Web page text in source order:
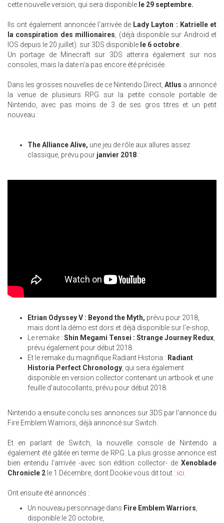
cette nouvelle version, qui sera disponible le 29 septembre.
Ils ont également annoncée l'arrivée de Lady Layton : Katrielle et
la conspiration des millionaires , (déjà disponible sur Android et
IOS depuis le 20 juillet) sur 3DS disponible le 6 octobre
Un portage de Minecraft sur 3DS atterira également sur nos
consoles, mais la date n'a pas encore été précisée.
Dans les grosses nouvelles de ce Nintendo Direct, Atlus a annoncé
la venue de plusieurs RPG sur la petite console portable de
Nintendo, avec pas moins de 3 de ses gros titres et un petit
nouveau :
The Alliance Alive, une jeu de rôle aux allures assez
classique, prévu pour janvier 2018 :
Etrian Odyssey V : Beyond the Myth, prévu pour 2018,
mais dont la démo est dors et déjà disponible sur l'e-shop,
Le remake : Shin Megami Tensei : Strange Journey Redux,
prévu également pour début 2018.
Et le remake du magnifique Radiant Historia : Radiant
Historia Perfect Chronology, qui sera également
disponible en version collector contenant un artbook et une
feuille d'autocollants, prévu pour début 2018.
Nintendo a ensuite conclu ses annonces sur 3DS par l'annonce du
Fire Emblem Warriors, déjà annoncé sur Switch.
Et en parlant de Switch, la nouvelle console de Nintendo a
également été gâtée en terme de RPG. La plus grosse annonce est
bien entendu l'arrivée -avec son édition collector- de Xenoblade
Chronicle 2 le 1 Décembre, dont Dookie vous dit tout : ici.
Ont ensuite été annoncés :
Un nouveau personnage dans Fire Emblem Warriors,
disponible le 20 octobre,